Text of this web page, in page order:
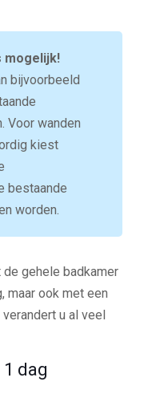
mogelijk!
bijvoorbeeld
Voor wanden
kiest
bestaande
worden.
gehele badkamer
maar ook met een
u al veel
dag